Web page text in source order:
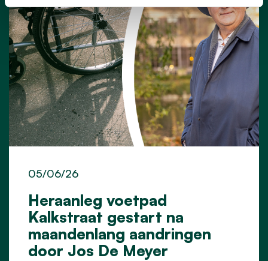
Heraanleg voetpad
Kalkstraat gestart na
maandenlang aandringen
door Jos De Meyer
05/06/26